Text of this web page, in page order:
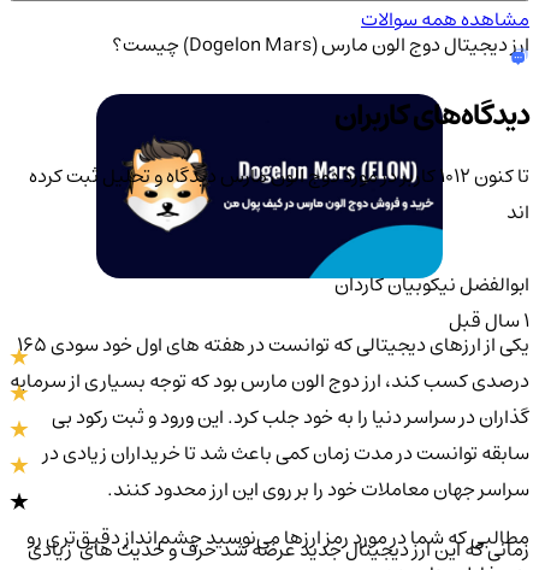
ارز دیجیتال دوج الون مارس (Dogelon Mars) چیست؟
یکی از ارزهای دیجیتالی که توانست در هفته های اول خود سودی 165
درصدی کسب کند، ارز دوج الون مارس بود که توجه بسیاری از سرمایه
گذاران در سراسر دنیا را به خود جلب کرد. این ورود و ثبت رکود بی
سابقه توانست در مدت زمان کمی باعث شد تا خریداران زیادی در
سراسر جهان معاملات خود را بر روی این ارز محدود کنند.
زمانی که این ارز دیجیتال جدید عرضه شد حرف و حدیث های زیادی
مشاهده همه سوالات
دیدگاه‌های کاربران
تا کنون 1012 کاربر در مورد دوج الون مارسدیدگاه و تحلیل ثبت کرده
اند
ابوالفضل نيكوبيان كاردان
مطالبی که شما در مورد رمز ارزها می‌نوسید چشم‌انداز دقیق‌تری رو